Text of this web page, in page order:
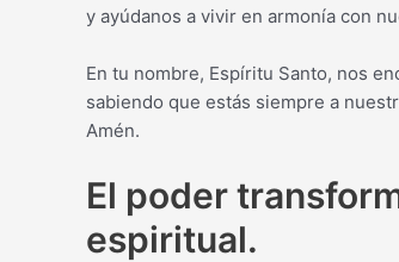
y ayúdanos a vivir en armonía con
En tu nombre, Espíritu Santo, nos
sabiendo que estás siempre a
Amén.
El poder
espiritual.